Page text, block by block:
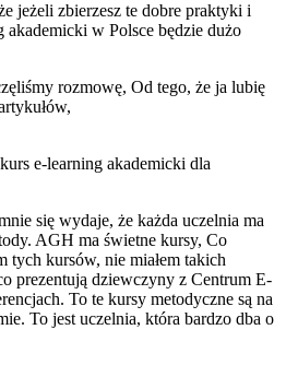
jeżeli zbierzesz te dobre praktyki i
akademicki w Polsce będzie dużo
rozmowę, Od tego, że ja lubię
e-learning akademicki dla
się wydaje, że każda uczelnia ma
AGH ma świetne kursy, Co
tych kursów, nie miałem takich
prezentują dziewczyny z Centrum E-
To te kursy metodyczne są na
To jest uczelnia, która bardzo dba o